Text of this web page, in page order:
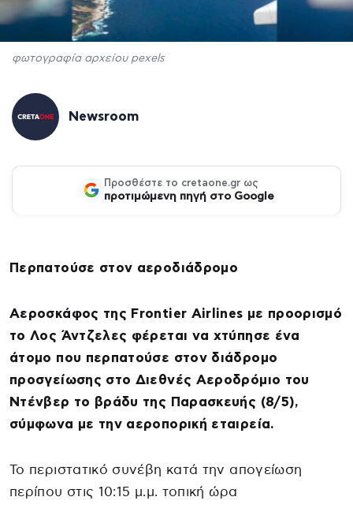
φωτογραφία αρχείου pexels
Newsroom
Προσθέστε το cretaone.gr ως
προτιμώμενη πηγή στο Google
Περπατούσε στον αεροδιάδρομο
Αεροσκάφος της Frontier Airlines με προορισμό
το Λος Άντζελες φέρεται να χτύπησε ένα
άτομο που περπατούσε στον διάδρομο
προσγείωσης στο Διεθνές Αεροδρόμιο του
Ντένβερ το βράδυ της Παρασκευής (8/5),
σύμφωνα με την αεροπορική εταιρεία.
Το περιστατικό συνέβη κατά την απογείωση
περίπου στις 10:15 μ.μ. τοπική ώρα